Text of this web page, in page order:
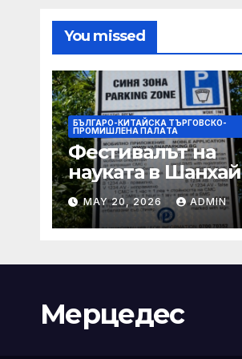
You missed
БЪЛГАРО-КИТАЙСКА ТЪРГОВСКО-
ПРОМИШЛЕНА ПАЛAТА
Фестивалът на
науката в Шанхай
2026 обещава
вълнуващи
научно-
иновации
MAY 20, 2026 ADMIN
Мерцедес